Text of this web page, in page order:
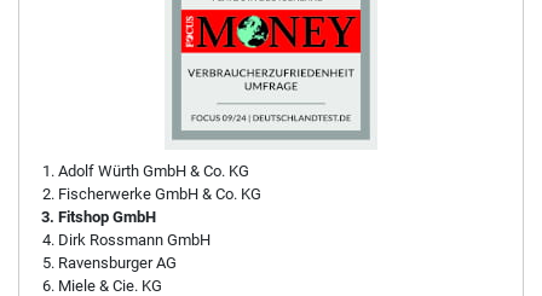
Adolf Würth GmbH & Co. KG
Fischerwerke GmbH & Co. KG
Fitshop GmbH
Dirk Rossmann GmbH
Ravensburger AG
Miele & Cie. KG